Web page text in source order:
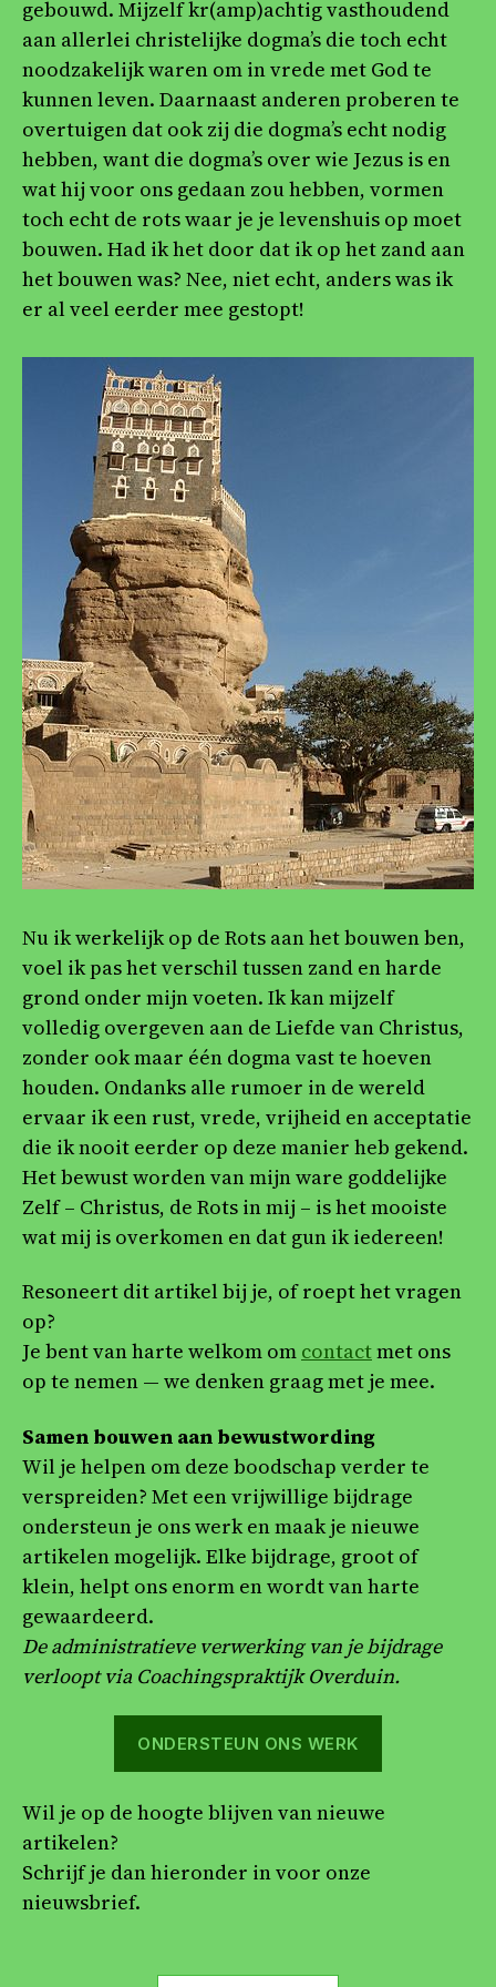
gebouwd. Mijzelf kr(amp)achtig vasthoudend
aan allerlei christelijke dogma’s die toch echt
noodzakelijk waren om in vrede met God te
kunnen leven. Daarnaast anderen proberen te
overtuigen dat ook zij die dogma’s echt nodig
hebben, want die dogma’s over wie Jezus is en
wat hij voor ons gedaan zou hebben, vormen
toch echt de rots waar je je levenshuis op moet
bouwen. Had ik het door dat ik op het zand aan
het bouwen was? Nee, niet echt, anders was ik
er al veel eerder mee gestopt!
Nu ik werkelijk op de Rots aan het bouwen ben,
voel ik pas het verschil tussen zand en harde
grond onder mijn voeten. Ik kan mijzelf
volledig overgeven aan de Liefde van Christus,
zonder ook maar één dogma vast te hoeven
houden. Ondanks alle rumoer in de wereld
ervaar ik een rust, vrede, vrijheid en acceptatie
die ik nooit eerder op deze manier heb gekend.
Het bewust worden van mijn ware goddelijke
Zelf – Christus, de Rots in mij – is het mooiste
wat mij is overkomen en dat gun ik iedereen!
Resoneert dit artikel bij je, of roept het vragen
op?
Je bent van harte welkom om contactmet ons
op te nemen — we denken graag met je mee.
Samen bouwen aan bewustwording
Wil je helpen om deze boodschap verder te
verspreiden? Met een vrijwillige bijdrage
ondersteun je ons werk en maak je nieuwe
artikelen mogelijk. Elke bijdrage, groot of
klein, helpt ons enorm en wordt van harte
gewaardeerd.
De administratieve verwerking van je bijdrage
verloopt via Coachingspraktijk Overduin.
ONDERSTEUN ONS WERK
Wil je op de hoogte blijven van nieuwe
artikelen?
Schrijf je dan hieronder in voor onze
nieuwsbrief.